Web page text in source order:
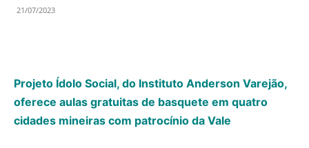
21/07/2023
Projeto Ídolo Social, do Instituto Anderson Varejão,
oferece aulas gratuitas de basquete em quatro
cidades mineiras com patrocínio da Vale